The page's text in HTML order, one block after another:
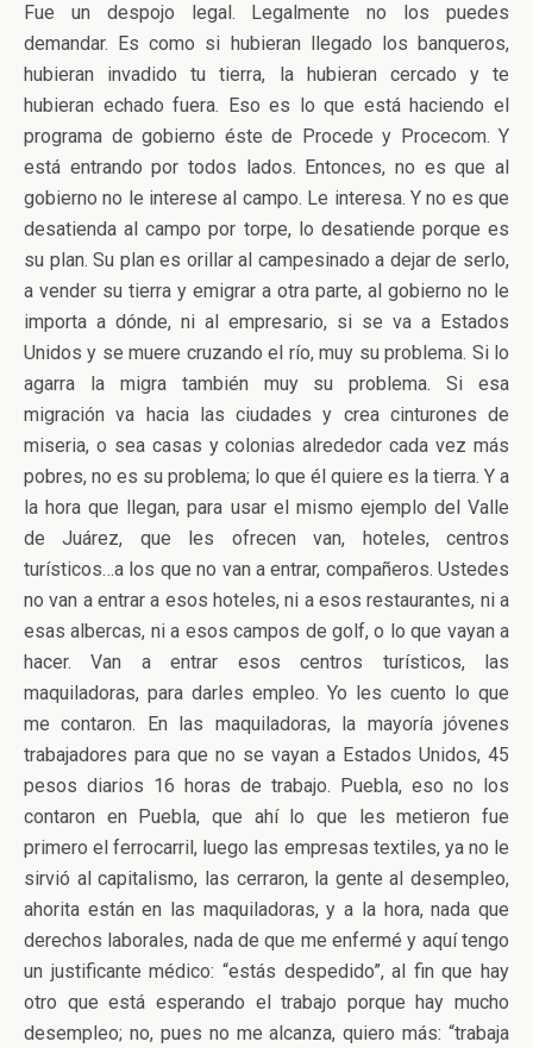
Fue un despojo legal. Legalmente no los puedes
demandar. Es como si hubieran llegado los banqueros,
hubieran invadido tu tierra, la hubieran cercado y te
hubieran echado fuera. Eso es lo que está haciendo el
programa de gobierno éste de Procede y Procecom. Y
está entrando por todos lados. Entonces, no es que al
gobierno no le interese al campo. Le interesa. Y no es que
desatienda al campo por torpe, lo desatiende porque es
su plan. Su plan es orillar al campesinado a dejar de serlo,
a vender su tierra y emigrar a otra parte, al gobierno no le
importa a dónde, ni al empresario, si se va a Estados
Unidos y se muere cruzando el río, muy su problema. Si lo
agarra la migra también muy su problema. Si esa
migración va hacia las ciudades y crea cinturones de
miseria, o sea casas y colonias alrededor cada vez más
pobres, no es su problema; lo que él quiere es la tierra. Y a
la hora que llegan, para usar el mismo ejemplo del Valle
de Juárez, que les ofrecen van, hoteles, centros
turísticos…a los que no van a entrar, compañeros. Ustedes
no van a entrar a esos hoteles, ni a esos restaurantes, ni a
esas albercas, ni a esos campos de golf, o lo que vayan a
hacer. Van a entrar esos centros turísticos, las
maquiladoras, para darles empleo. Yo les cuento lo que
me contaron. En las maquiladoras, la mayoría jóvenes
trabajadores para que no se vayan a Estados Unidos, 45
pesos diarios 16 horas de trabajo. Puebla, eso no los
contaron en Puebla, que ahí lo que les metieron fue
primero el ferrocarril, luego las empresas textiles, ya no le
sirvió al capitalismo, las cerraron, la gente al desempleo,
ahorita están en las maquiladoras, y a la hora, nada que
derechos laborales, nada de que me enfermé y aquí tengo
un justificante médico: “estás despedido”, al fin que hay
otro que está esperando el trabajo porque hay mucho
desempleo; no, pues no me alcanza, quiero más: “trabaja